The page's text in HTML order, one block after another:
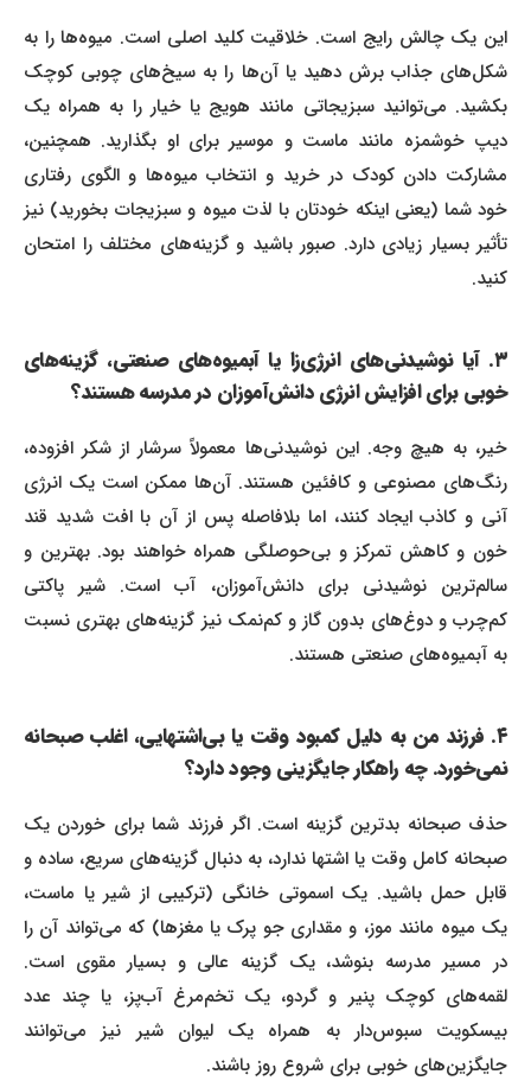
این یک چالش رایج است. خلاقیت کلید اصلی است. میوه‌ها را به
شکل‌های جذاب برش دهید یا آن‌ها را به سیخ‌های چوبی کوچک
بکشید. می‌توانید سبزیجاتی مانند هویج یا خیار را به همراه یک
دیپ خوشمزه مانند ماست و موسیر برای او بگذارید. همچنین،
مشارکت دادن کودک در خرید و انتخاب میوه‌ها و الگوی رفتاری
خود شما (یعنی اینکه خودتان با لذت میوه و سبزیجات بخورید) نیز
تأثیر بسیار زیادی دارد. صبور باشید و گزینه‌های مختلف را امتحان
کنید.
۳. آیا نوشیدنی‌های انرژی‌زا یا آبمیوه‌های صنعتی، گزینه‌های
خوبی برای افزایش انرژی دانش‌آموزان در مدرسه هستند؟
خیر، به هیچ وجه. این نوشیدنی‌ها معمولاً سرشار از شکر افزوده،
رنگ‌های مصنوعی و کافئین هستند. آن‌ها ممکن است یک انرژی
آنی و کاذب ایجاد کنند، اما بلافاصله پس از آن با افت شدید قند
خون و کاهش تمرکز و بی‌حوصلگی همراه خواهند بود. بهترین و
سالم‌ترین نوشیدنی برای دانش‌آموزان، آب است. شیر پاکتی
کم‌چرب و دوغ‌های بدون گاز و کم‌نمک نیز گزینه‌های بهتری نسبت
به آبمیوه‌های صنعتی هستند.
۴. فرزند من به دلیل کمبود وقت یا بی‌اشتهایی، اغلب صبحانه
نمی‌خورد. چه راهکار جایگزینی وجود دارد؟
حذف صبحانه بدترین گزینه است. اگر فرزند شما برای خوردن یک
صبحانه کامل وقت یا اشتها ندارد، به دنبال گزینه‌های سریع، ساده و
قابل حمل باشید. یک اسموتی خانگی (ترکیبی از شیر یا ماست،
یک میوه مانند موز، و مقداری جو پرک یا مغزها) که می‌تواند آن را
در مسیر مدرسه بنوشد، یک گزینه عالی و بسیار مقوی است.
لقمه‌های کوچک پنیر و گردو، یک تخم‌مرغ آب‌پز، یا چند عدد
بیسکویت سبوس‌دار به همراه یک لیوان شیر نیز می‌توانند
جایگزین‌های خوبی برای شروع روز باشند.